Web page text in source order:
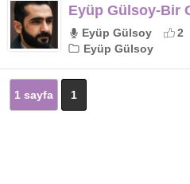
Eyüp Gülsoy-Bir
Eyüp Gülsoy 2
Eyüp Gülsoy
1 sayfa 1